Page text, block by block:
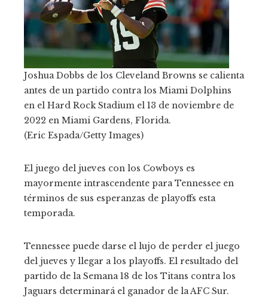
Joshua Dobbs de los Cleveland Browns se calienta
antes de un partido contra los Miami Dolphins
en el Hard Rock Stadium el 13 de noviembre de
2022 en Miami Gardens, Florida.
(Eric Espada/Getty Images)
El juego del jueves con los Cowboys es
mayormente intrascendente para Tennessee en
términos de sus esperanzas de playoffs esta
temporada.
Tennessee puede darse el lujo de perder el juego
del jueves y llegar a los playoffs. El resultado del
partido de la Semana 18 de los Titans contra los
Jaguars determinará el ganador de la AFC Sur.